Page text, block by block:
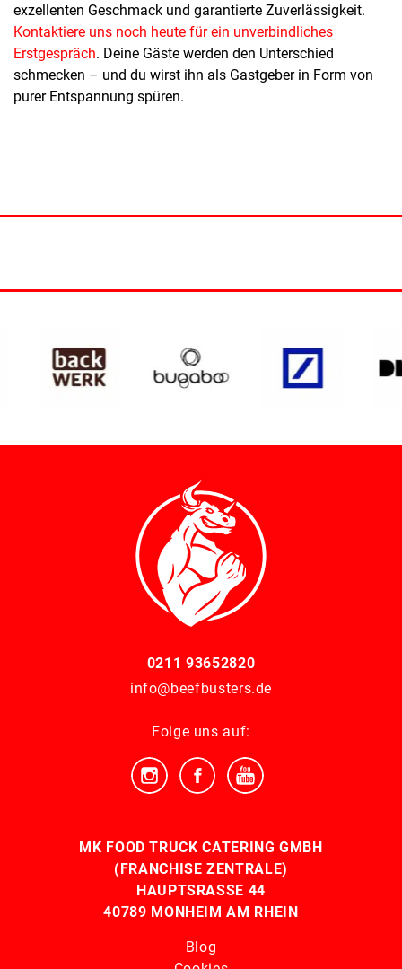
exzellenten Geschmack und garantierte Zuverlässigkeit.
Kontaktiere uns noch heute für ein unverbindliches
Erstgespräch. Deine Gäste werden den Unterschied
schmecken – und du wirst ihn als Gastgeber in Form von
purer Entspannung spüren.
0211 93652820
info@beefbusters.de
Folge uns auf:
MK FOOD TRUCK CATERING GMBH
(FRANCHISE ZENTRALE)
HAUPTSRASSE 44
40789 MONHEIM AM RHEIN
Blog